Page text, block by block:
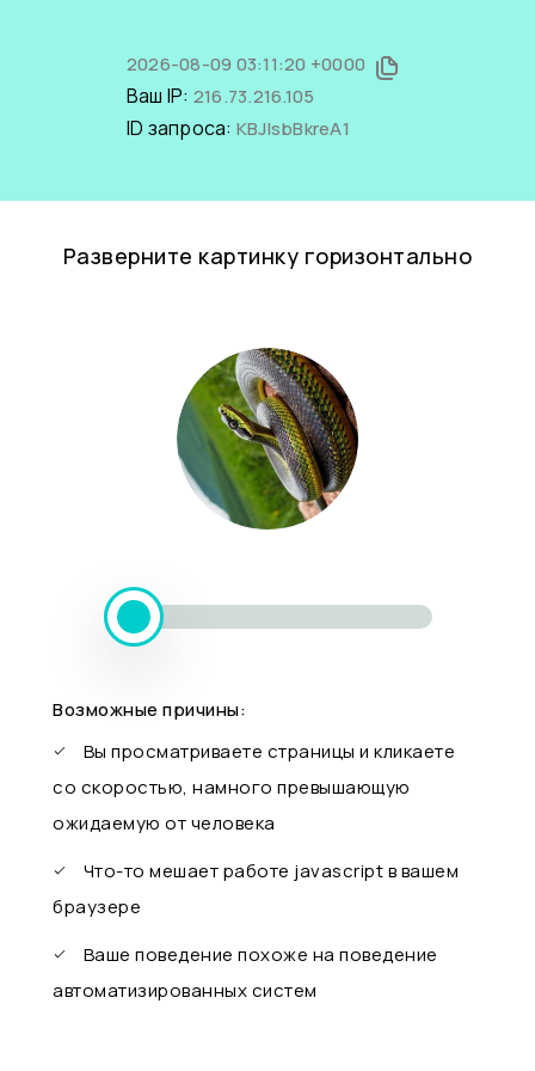
2026-08-09 03:11:20 +0000
Ваш IP: 216.73.216.105
ID запроса: KBJlsbBkreA1
Разверните картинку горизонтально
Возможные причины:
Вы просматриваете страницы и кликаете
со скоростью, намного превышающую
ожидаемую от человека
Что-то мешает работе javascript в вашем
браузере
Ваше поведение похоже на поведение
автоматизированных систем